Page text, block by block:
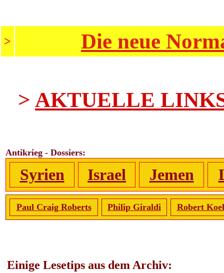
> Die neue
> AKTUELLE
Antikrieg - Dossiers:
Syrien Israel Jemen
Paul Craig Roberts Philip Giraldi Robert
Einige Lesetips aus dem Archiv: